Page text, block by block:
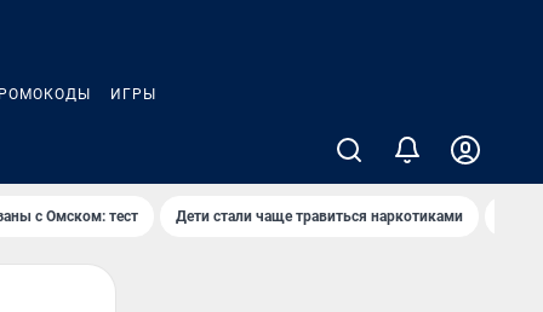
ИГРЫ
с Омском: тест Дети стали чаще травиться наркотиками